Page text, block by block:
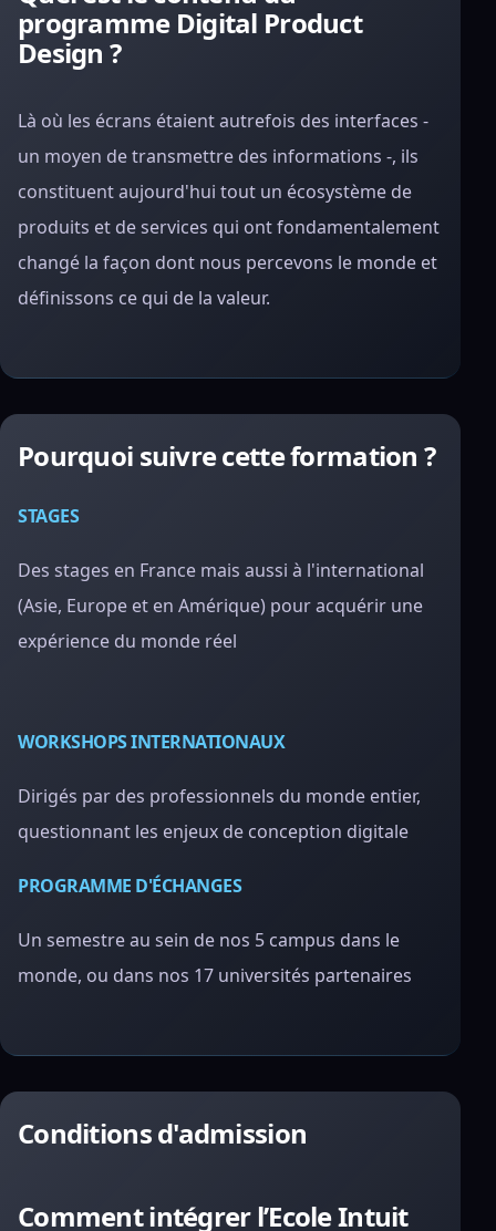
programme Digital Product
Design ?
Là où les écrans étaient autrefois des interfaces -
un moyen de transmettre des informations -, ils
constituent aujourd'hui tout un écosystème de
produits et de services qui ont fondamentalement
changé la façon dont nous percevons le monde et
définissons ce qui de la valeur.
Pourquoi suivre cette formation ?
STAGES
Des stages en France mais aussi à l'international
(Asie, Europe et en Amérique) pour acquérir une
expérience du monde réel
WORKSHOPS INTERNATIONAUX
Dirigés par des professionnels du monde entier,
questionnant les enjeux de conception digitale
PROGRAMME D'ÉCHANGES
Un semestre au sein de nos 5 campus dans le
monde, ou dans nos 17 universités partenaires
Conditions d'admission
Comment intégrer l’Ecole Intuit